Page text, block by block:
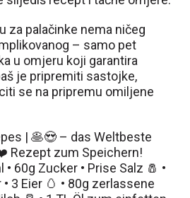
za palačinke nema ničeg
– samo pet
u omjeru koji garantira
je pripremiti sastojke,
se na pripremu omiljene
| 🥞😍 – das Weltbeste
Rezept zum Speichern!
60g Zucker • Prise Salz 🧂 •
3 Eier 🥚 • 80g zerlassene